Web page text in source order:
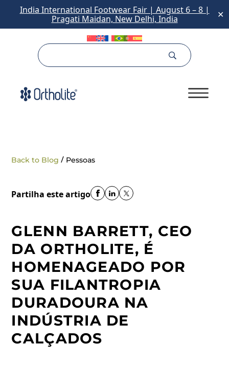
India International Footwear Fair | August 6 – 8 |
Pragati Maidan, New Delhi, India
✕
Back to Blog / Pessoas
Partilha este artigo
GLENN BARRETT, CEO
DA ORTHOLITE, É
HOMENAGEADO POR
SUA FILANTROPIA
DURADOURA NA
INDÚSTRIA DE
CALÇADOS